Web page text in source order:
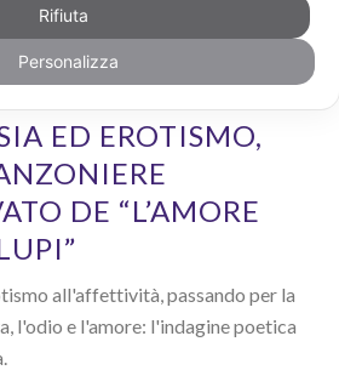
ED EROTISMO,
DE “L’AMORE
all'affettività, passando per la
l'odio e l'amore: l'indagine poetica
Rifiuta
Personalizza